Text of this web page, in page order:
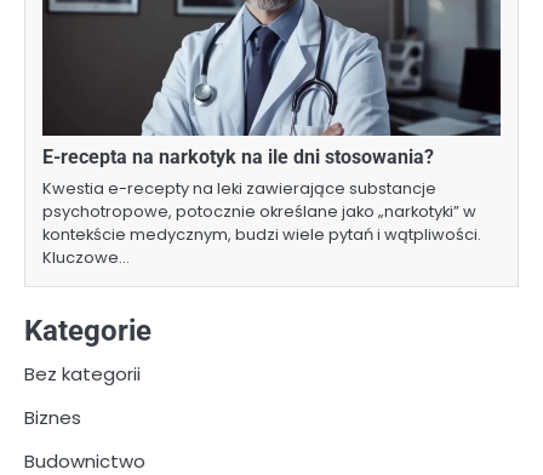
E-recepta na narkotyk na ile dni stosowania?
Kwestia e-recepty na leki zawierające substancje
psychotropowe, potocznie określane jako „narkotyki” w
kontekście medycznym, budzi wiele pytań i wątpliwości.
Kluczowe…
Kategorie
Bez kategorii
Biznes
Budownictwo